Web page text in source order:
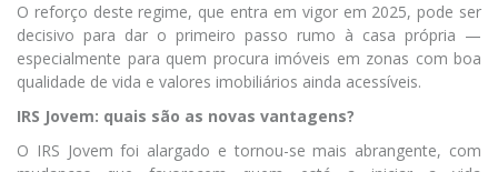
O reforço deste regime, que entra em vigor em 2025, pode ser
decisivo para dar o primeiro passo rumo à casa própria —
especialmente para quem procura imóveis em zonas com boa
qualidade de vida e valores imobiliários ainda acessíveis.
IRS Jovem: quais são as novas vantagens?
O IRS Jovem foi alargado e tornou-se mais abrangente, com